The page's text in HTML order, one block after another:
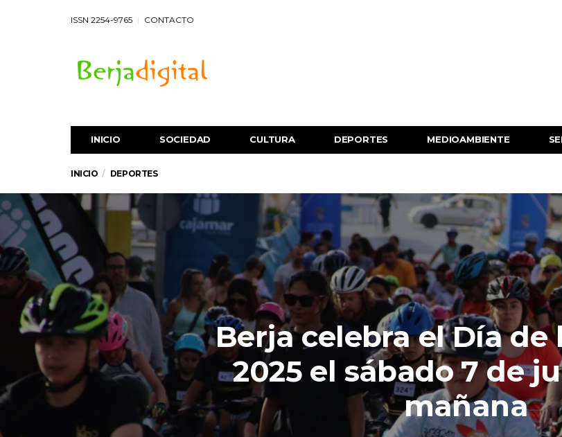
ISSN 2254-9765 CONTACTO
INICIO SOCIEDAD CULTURA DEPORTES MEDIOAMBIENTE
INICIO DEPORTES
Berja celebra el Día de
2025 el sábado 7 de
mañana